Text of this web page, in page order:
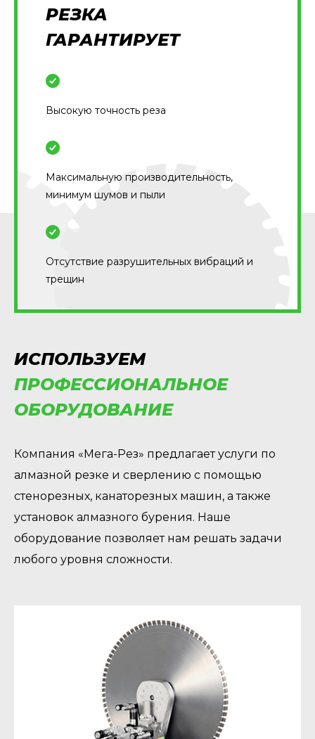
РЕЗКА
ГАРАНТИРУЕТ
Высокую точность реза
Максимальную производительность,
минимум шумов и пыли
Отсутствие разрушительных вибраций и
трещин
ИСПОЛЬЗУЕМ
ПРОФЕССИОНАЛЬНОЕ
ОБОРУДОВАНИЕ
Компания «Мега-Рез» предлагает услуги по
алмазной резке и сверлению с помощью
стенорезных, канаторезных машин, а также
установок алмазного бурения. Наше
оборудование позволяет нам решать задачи
любого уровня сложности.